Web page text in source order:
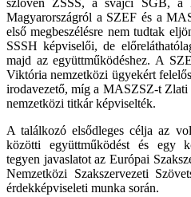
szlovén ZSSS, a svájci SGB, a
Magyarországról a SZEF és a
első megbeszélésre nem tudtak
SSSH képviselői, de
majd az együttműködéshez. A
Viktória nemzetközi ügyekért
irodavezető, míg a MASZSZ-t
nemzetközi titkár képviselték.
A találkozó elsődleges célja az
közötti együttműködést és egy
tegyen javaslatot az Európai
Nemzetközi Szakszervezeti
érdekképviseleti munka során.